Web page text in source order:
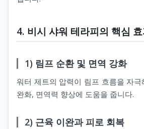
4. 비시 샤워 테라피의 핵심
1) 림프 순환 및 면역 강화
워터 제트의 압력이 림프 흐름을 자
완화, 면역력 향상에 도움을 줍니다.
2) 근육 이완과 피로 회복